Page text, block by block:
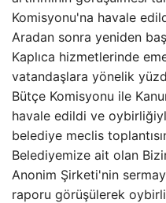
Komisyonu'na havale
Aradan sonra yeniden
Kaplıca hizmetlerinde
vatandaşlara yönelik
Bütçe Komisyonu ile
havale edildi ve
belediye meclis
Belediyemize ait olan
Anonim Şirketi'nin
raporu görüşülerek